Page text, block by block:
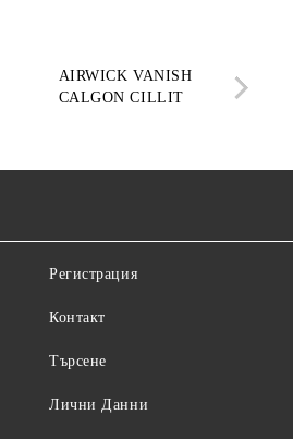
AIRWICK VANISH
CALGON CILLIT
Регистрация
Контакт
Търсене
Лични Данни